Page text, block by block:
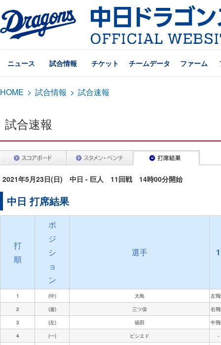
ニュース 試合情報 チケット チームデータ ファーム
HOME > 試合情報 > 試合速報
試合速報
2021年5月23日(日) 中日 - 巨人 11回戦 14時00分開始
中日 打席結果
打
順
ポ
ジ
シ
ョ
ン
選手 1
1 (中) 大島
左
2
(遊) 三ツ俣
右
3
(左) 福田
中
4
(一) ビシエド
-